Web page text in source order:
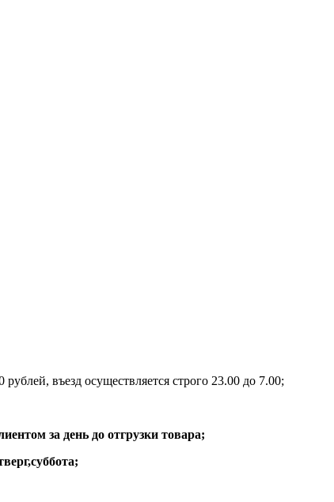
рублей, въезд осуществляется строго 23.00 до 7.00;
за день до отгрузки товара;